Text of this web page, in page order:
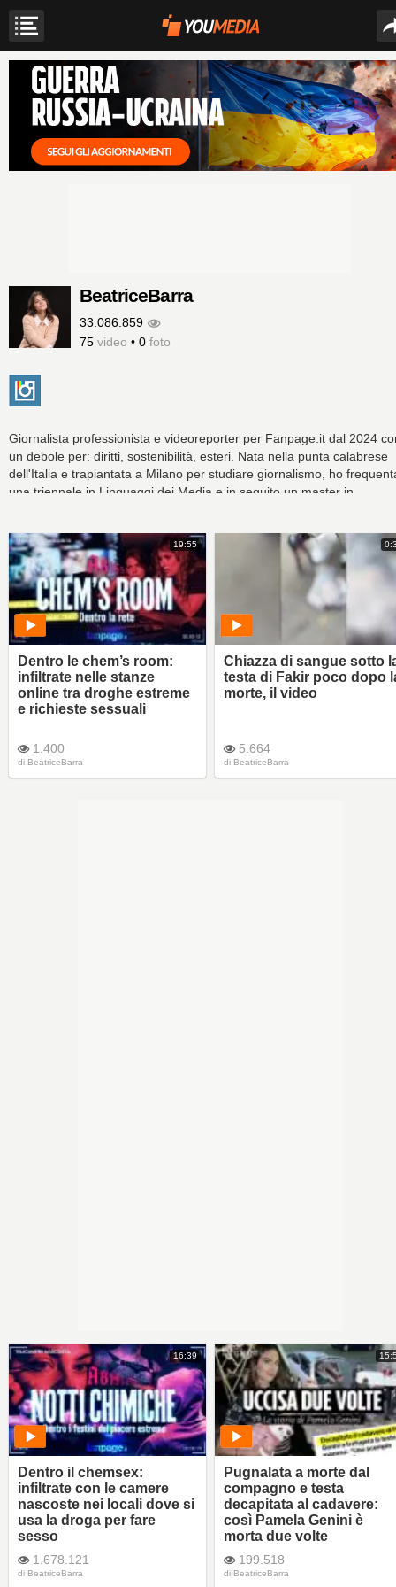
BeatriceBarra
33.086.859
75 video • 0 foto
Giornalista professionista e videoreporter per Fanpage.it dal 2024
un debole per: diritti, sostenibilità, esteri. Nata nella punta calabrese
dell'Italia e trapiantata a Milano per studiare giornalismo, ho
una triennale in Linguaggi dei Media e in seguito un master in
e a Roma e ho svolto alcuni lavori da freelance, tra cui il podcast di
approfondimento "Lightcasting on" su questioni nazionali e
internazionali, per poi approdare a Ohga nel 2022, dove mi sono
occupata dell'area video della redazione per parlare di crisi climatica,
salute e diritti. Mi piace raccontare per immagini e credo che il
giornalismo di qualità sia alla base di una democrazia che funziona.
19:55
Dentro le chem’s room:
infiltrate nelle stanze
online tra droghe estreme
e richieste sessuali
1.400
di BeatriceBarra
Chiazza di sangue sotto
testa di Fakir poco dopo
morte, il video
5.664
di BeatriceBarra
16:39
Dentro il chemsex:
infiltrate con le camere
nascoste nei locali dove si
usa la droga per fare
sesso
1.678.121
di BeatriceBarra
Pugnalata a morte dal
compagno e testa
decapitata al cadavere:
così Pamela Genini è
morta due volte
199.518
di BeatriceBarra